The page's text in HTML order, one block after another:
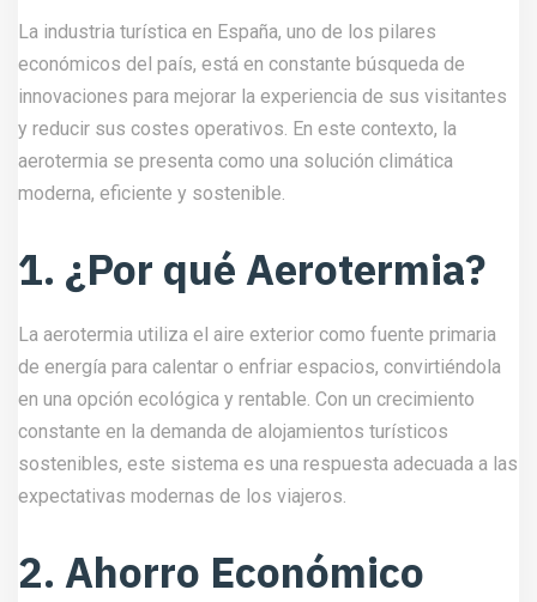
La industria turística en España, uno de los pilares
económicos del país, está en constante búsqueda de
innovaciones para mejorar la experiencia de sus visitantes
y reducir sus costes operativos. En este contexto, la
aerotermia se presenta como una solución climática
moderna, eficiente y sostenible.
1. ¿Por qué Aerotermia?
La aerotermia utiliza el aire exterior como fuente primaria
de energía para calentar o enfriar espacios, convirtiéndola
en una opción ecológica y rentable. Con un crecimiento
constante en la demanda de alojamientos turísticos
sostenibles, este sistema es una respuesta adecuada a las
expectativas modernas de los viajeros.
2. Ahorro Económico